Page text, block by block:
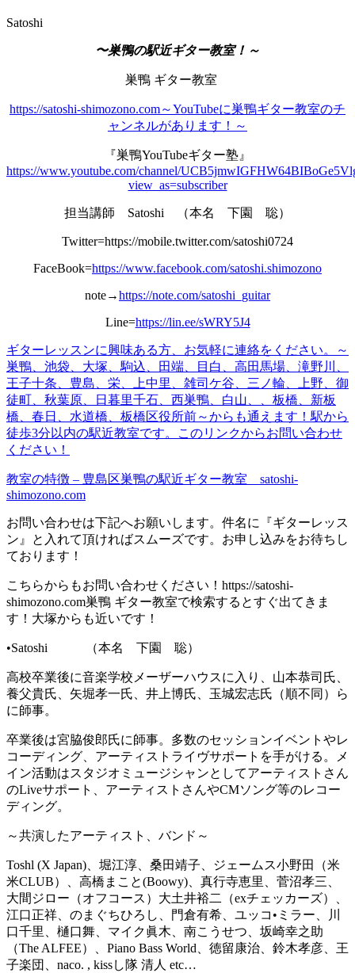
Satoshi
〜巣鴨の駅近ギター教室！～
巣鴨 ギター教室
https://satoshi-shimozono.com～YouTubeに巣鴨ギター教室のチ
ャンネルがあります！～
『巣鴨YouTubeギター塾』
https://www.youtube.com/channel/
view_as=subscriber
担当講師 Satoshi （本名 下園 聡）
Twitter=https://mobile.twitter.com/satoshi0724
FaceBook=https://www.facebook.com/satoshi.shimozono
note→https://note.com/satoshi_guitar
Line=https://lin.ee/sWRY5J4
ギターレッスンに興味ある方、お気軽に連絡をください。
～
巣鴨、池袋、大塚、駒込、田端、目白、高田馬場、滝野川、
王子十条、豊島、栄、上中里、雑司ケ谷、三ノ輪、上野、御
徒町、秋葉原、日暮里千石、西巣鴨、白山、、板橋、新板
橋、春日、水道橋、板橋区役所前～からも通えます！ 駅から
徒歩3分以内の駅近教室です。
このリンクからお問い合わせ
ください！
教室の特徴 – 豊島区巣鴨の駅近ギター教室 satoshi-
shimozono.com
お問い合わせは下記へお願いします。件名に『ギターレッス
ン』と入れて頂ければスムーズです。お申し込みをお待ちし
ております！
こちらからもお問い合わせください！https://satoshi-
shimozono.com巣鴨 ギター教室で検索するとすぐ出てきま
す！大塚からも近いです！
•Satoshi （本名 下園 聡）
高校卒業後に音楽学校メーザーハウスに入り、山本恭司氏、
養父貴氏、矢堀孝一氏、井上博氏、玉城宏志氏（順不同）ら
に師事。
卒業後は宮脇俊郎氏に師事。多数のセッションイベントやレ
コーディング、アーティストライヴサポートを手がける。メ
イン活動はスタジオミュージシャンとしてアーティストさん
のLiveサポート、アーティストさんやCMソング等のレコー
ディング。
～共演したアーティスト、バンド～
Toshl (X Japan)、堀江淳、桑田靖子、ジェームス小野田（米
米CLUB）、高橋まこと(Boowy)、真行寺恵里、菅沼孝三、
大間ジロー（オフコース）大土井裕二（exチェッカーズ）、
江口正祥、のまぐちひろし、門倉有希、ユッコ•ミラー、川
口千里、樋口舞、マイク眞木、南こうせつ、坂崎幸之助
（The ALFEE）、Piano Bass World、徳留康治、鈴木孝彦、王
子楽団、naco. , kissし隊 清人 etc…